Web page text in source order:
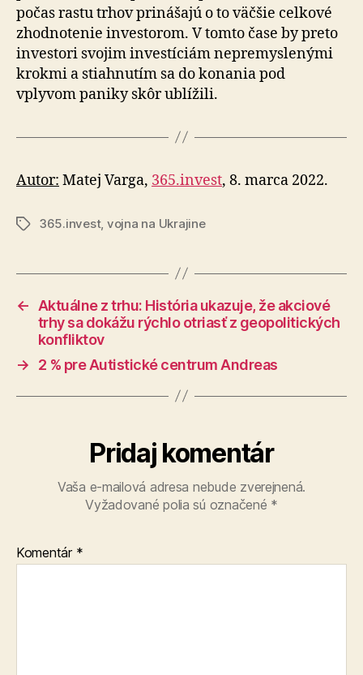
počas rastu trhov prinášajú o to väčšie celkové
zhodnotenie investorom. V tomto čase by preto
investori svojim investíciám nepremyslenými
krokmi a stiahnutím sa do konania pod
vplyvom paniky skôr ublížili.
Autor: Matej Varga, 365.invest, 8. marca 2022.
Značky365.invest, vojna na Ukrajine
←
Aktuálne z trhu: História ukazuje, že akciové
trhy sa dokážu rýchlo otriasť z geopolitických
konfliktov
→
2 % pre Autistické centrum Andreas
Pridaj komentár
Vaša e-mailová adresa nebude zverejnená.
Vyžadované polia sú označené *
Komentár *